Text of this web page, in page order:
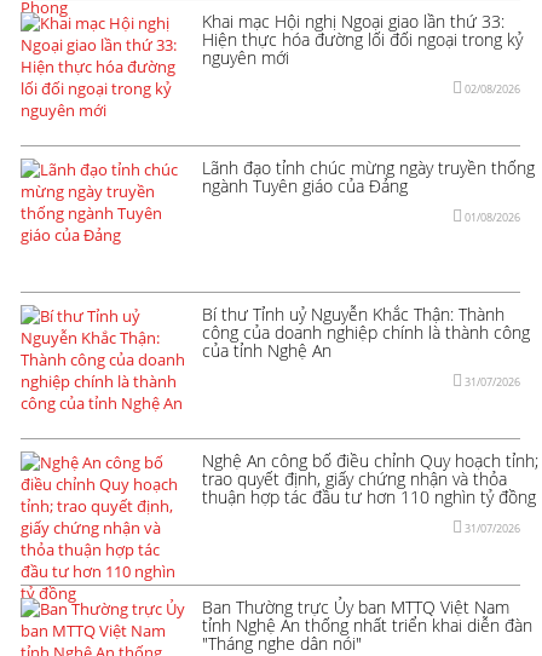
Khai mạc Hội nghị Ngoại giao lần thứ 33:
Hiện thực hóa đường lối đối ngoại trong kỷ
nguyên mới
02/08/2026
Lãnh đạo tỉnh chúc mừng ngày truyền thống
ngành Tuyên giáo của Đảng
01/08/2026
Bí thư Tỉnh uỷ Nguyễn Khắc Thận: Thành
công của doanh nghiệp chính là thành công
của tỉnh Nghệ An
31/07/2026
Nghệ An công bố điều chỉnh Quy hoạch tỉnh;
trao quyết định, giấy chứng nhận và thỏa
thuận hợp tác đầu tư hơn 110 nghìn tỷ đồng
31/07/2026
Ban Thường trực Ủy ban MTTQ Việt Nam
tỉnh Nghệ An thống nhất triển khai diễn đàn
"Tháng nghe dân nói"